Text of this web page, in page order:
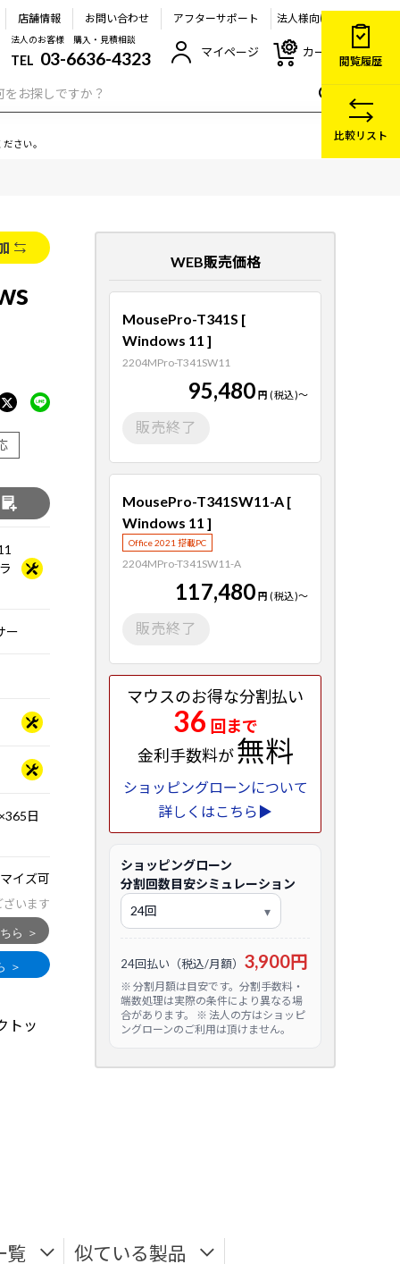
店舗情報 お問い合わせ アフターサポート 法人様向け
法人のお客様 購入・見積相談
TEL 03-6636-4323 マイページ カート
さい。
ー
日
イズ可
います
トッ
WEB販売価格
MousePro-T341S [
Windows 11 ]
2204MPro-T341SW11
95,480 円 (税込)～
販売終了
MousePro-T341SW11-A [
Windows 11 ]
Office 2021 搭載PC
2204MPro-T341SW11-A
117,480 円 (税込)～
販売終了
マウスのお得な分割払い
36 回まで
金利手数料が無料
ショッピングローンについて
詳しくはこちら▶
ショッピングローン
分割回数目安シミュレーション
24回払い（税込/月額） 3,900円
※ 分割月額は目安です。分割手数料・
端数処理は実際の条件により異なる場
合があります。 ※ 法人の方はショッピ
ングローンのご利用は頂けません。
覧 似ている製品
閲覧履歴
比較リスト